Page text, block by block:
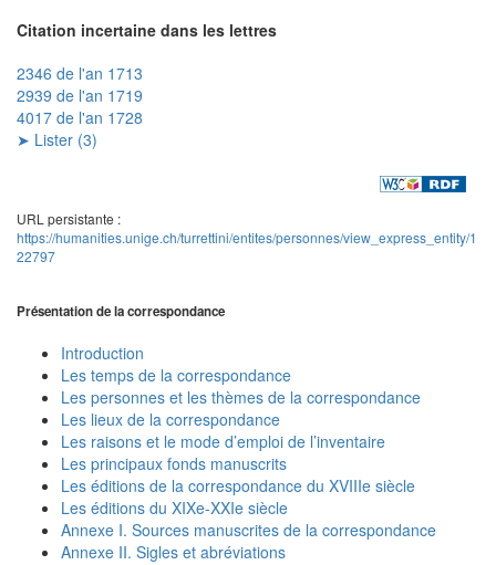
Citation incertaine dans les lettres
2346 de l'an 1713
2939 de l'an 1719
4017 de l'an 1728
➤ Lister (3)
URL persistante :
https://humanities.unige.ch/turrettini/entites/personnes/view_express_entity/1
22797
Présentation de la correspondance
Introduction
Les temps de la correspondance
Les personnes et les thèmes de la correspondance
Les lieux de la correspondance
Les raisons et le mode d’emploi de l’inventaire
Les principaux fonds manuscrits
Les éditions de la correspondance du XVIIIe siècle
Les éditions du XIXe-XXIe siècle
Annexe I. Sources manuscrites de la correspondance
Annexe II. Sigles et abréviations